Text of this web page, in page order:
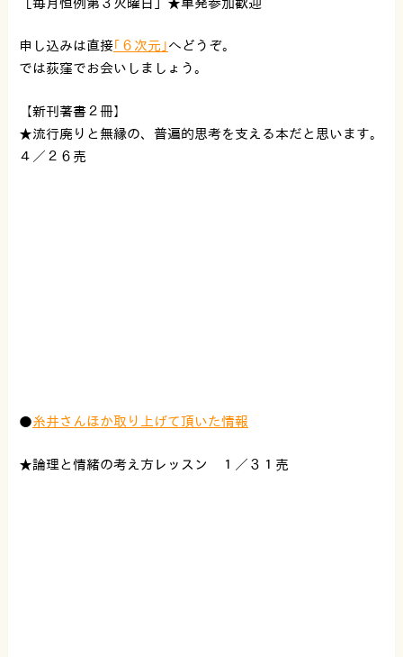
申し込みは直接｢６次元｣へどうぞ。
では荻窪でお会いしましょう。
【新刊著書２冊】
★流行廃りと無縁の、普遍的思考を支える本だと思います。
４／２６売
●糸井さんほか取り上げて頂いた情報
★論理と情緒の考え方レッスン １／３１売